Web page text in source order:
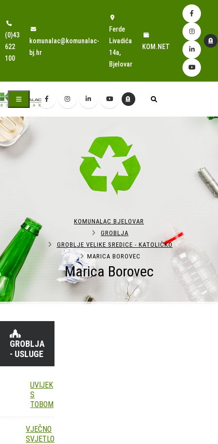
(0)43
622
100
komunalac@komunalac-
bj.hr
Ferde
Livadića
14a,
Bjelovar
KOM.NET
Marica Borovec
KOMUNALAC BJELOVAR
GROBLJA
GROBLJE VELIKE SREDICE - KATOLIČKO
MARICA BOROVEC
GROBLJA
- USLUGE
UVIJEK
S
TOBOM
VJEČNO
SVJETLO